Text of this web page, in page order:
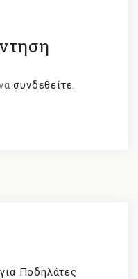
συνδεθείτε.
Ποδηλάτες